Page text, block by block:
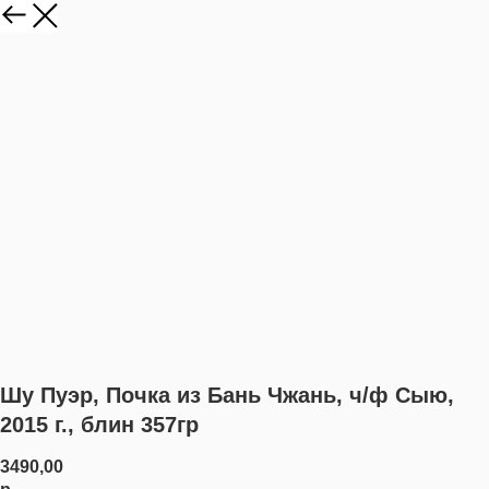
Шу Пуэр, Почка из Бань Чжань, ч/ф Сыю,
2015 г., блин 357гр
3490,00